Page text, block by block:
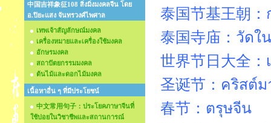
中国吉祥象征108 สิ่งมิ่งมงคลจีน โดย
อ.ปิยะแสง จันทรวงศ์ไพศาล
เทพเจ้าสัญลักษณ์มงคล
เครื่องหมายและเครื่องใช้มงคล
อักษรมงคล
สถาปัตยกรรมมงคล
ต้นไม้และดอกไม้มงคล
เนื้อหาอื่น ๆ ที่มีประโยชน์
中文常用句子：ประโยคภาษาจีนที่
ใช้บ่อยในวิชาชีพและสถานการณ์
泰国节基王朝
泰国寺庙：วัดใ
世界节日大全
圣诞节：คริสต์ม
春节：ตรุษจีน